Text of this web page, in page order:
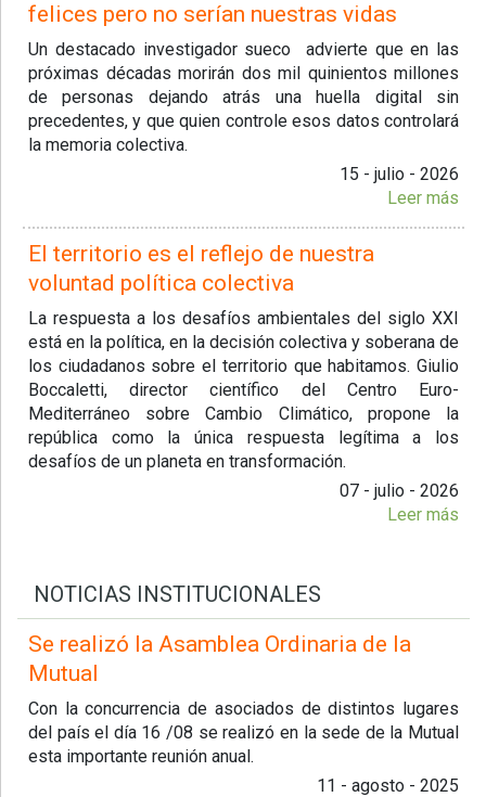
felices pero no serían nuestras vidas
Un destacado investigador sueco advierte que en las
próximas décadas morirán dos mil quinientos millones
de personas dejando atrás una huella digital sin
precedentes, y que quien controle esos datos controlará
la memoria colectiva.
15 - julio - 2026
Leer más
El territorio es el reflejo de nuestra
voluntad política colectiva
La respuesta a los desafíos ambientales del siglo XXI
está en la política, en la decisión colectiva y soberana de
los ciudadanos sobre el territorio que habitamos. Giulio
Boccaletti, director científico del Centro Euro-
Mediterráneo sobre Cambio Climático, propone la
república como la única respuesta legítima a los
desafíos de un planeta en transformación.
07 - julio - 2026
Leer más
NOTICIAS INSTITUCIONALES
Se realizó la Asamblea Ordinaria de la
Mutual
Con la concurrencia de asociados de distintos lugares
del país el día 16 /08 se realizó en la sede de la Mutual
esta importante reunión anual.
11 - agosto - 2025